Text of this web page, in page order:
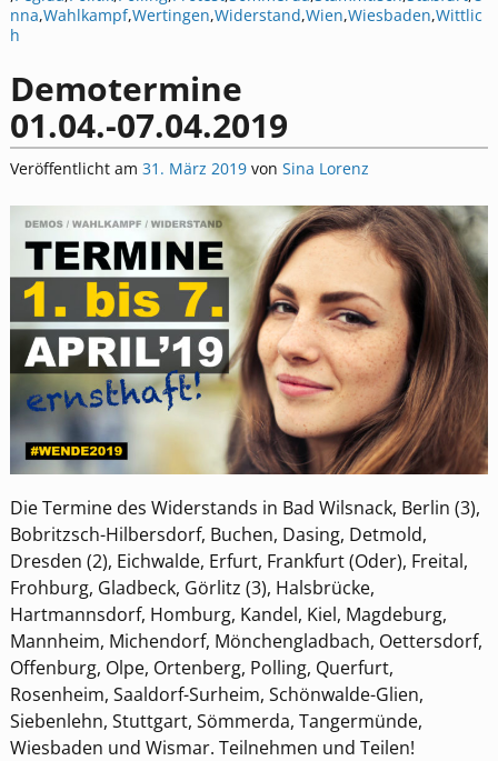
nna,Wahlkampf,Wertingen,Widerstand,Wien,Wiesbaden,Wittlic
h
Demotermine
01.04.-07.04.2019
Veröffentlicht am 31. März 2019 von Sina Lorenz
Die Termine des Widerstands in Bad Wilsnack, Berlin (3),
Bobritzsch-Hilbersdorf, Buchen, Dasing, Detmold,
Dresden (2), Eichwalde, Erfurt, Frankfurt (Oder), Freital,
Frohburg, Gladbeck, Görlitz (3), Halsbrücke,
Hartmannsdorf, Homburg, Kandel, Kiel, Magdeburg,
Mannheim, Michendorf, Mönchengladbach, Oettersdorf,
Offenburg, Olpe, Ortenberg, Polling, Querfurt,
Rosenheim, Saaldorf-Surheim, Schönwalde-Glien,
Siebenlehn, Stuttgart, Sömmerda, Tangermünde,
Wiesbaden und Wismar. Teilnehmen und Teilen!